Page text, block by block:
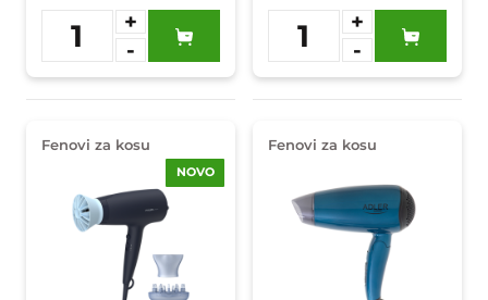
1
+
-
Dodaj u
omiljene
1
+
-
Dodaj u
omiljene
Fenovi za kosu
NOVO
Fenovi za kosu